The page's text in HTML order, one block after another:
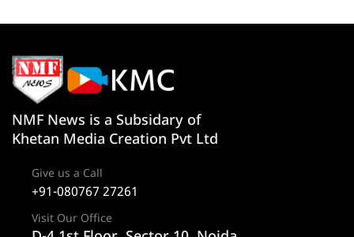
NMF News is a Subsidary of
Khetan Media Creation Pvt Ltd
Give us a Call
+91-080767 27261
Visit Our Office